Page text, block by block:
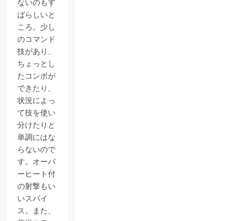
ないのもす
ばらしいと
ころ。少し
のコマンド
技があり、
ちょっとし
たコンボが
できたり、
状況によっ
て技を使い
分けたりと
単調にはな
らないので
す。オーバ
ーヒート付
の射撃もい
いスパイ
ス。また、